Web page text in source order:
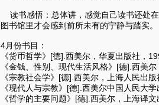
读书感悟：总体讲，感觉自己读书还处
图书馆里才会感到前所未有的宁静与踏实。
4月份书目：
《货币哲学》[德].西美尔，华夏出版社，
《金钱、性别、现代生活风格》[德].西美
《宗教社会学》[德].西美尔，上海人民出版
《现代人与宗教》[德].西美尔中国人民大
《哲学的主要问题》[德].西美尔，上海译